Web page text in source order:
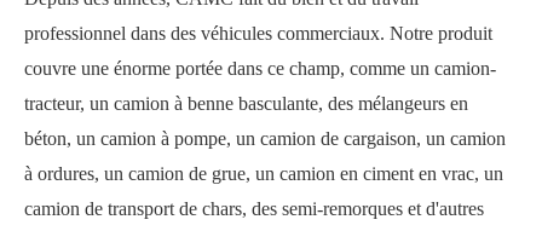
professionnel dans des véhicules commerciaux. Notre produit
couvre une énorme portée dans ce champ, comme un camion-
tracteur, un camion à benne basculante, des mélangeurs en
béton, un camion à pompe, un camion de cargaison, un camion
à ordures, un camion de grue, un camion en ciment en vrac, un
camion de transport de chars, des semi-remorques et d'autres